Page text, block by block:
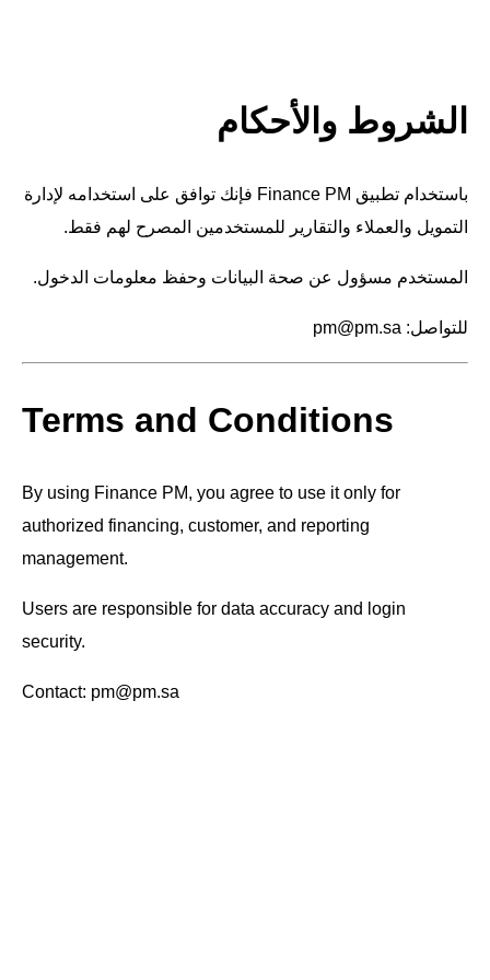
الشروط والأحكام
باستخدام تطبيق Finance PM فإنك توافق على استخدامه لإدارة
التمويل والعملاء والتقارير للمستخدمين المصرح لهم فقط.
المستخدم مسؤول عن صحة البيانات وحفظ معلومات الدخول.
للتواصل: pm@pm.sa
Terms and Conditions
By using Finance PM, you agree to use it only for
authorized financing, customer, and reporting
management.
Users are responsible for data accuracy and login
security.
Contact: pm@pm.sa